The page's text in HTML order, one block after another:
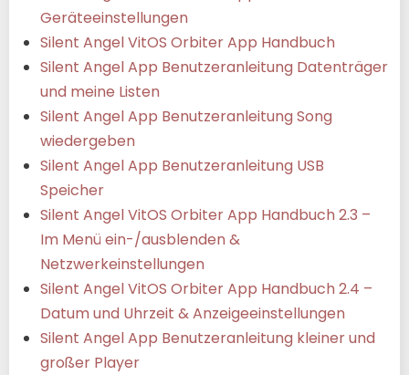
Geräteeinstellungen
Silent Angel VitOS Orbiter App Handbuch
Silent Angel App Benutzeranleitung Datenträger
und meine Listen
Silent Angel App Benutzeranleitung Song
wiedergeben
Silent Angel App Benutzeranleitung USB
Speicher
Silent Angel VitOS Orbiter App Handbuch 2.3 –
Im Menü ein-/ausblenden &
Netzwerkeinstellungen
Silent Angel VitOS Orbiter App Handbuch 2.4 –
Datum und Uhrzeit & Anzeigeeinstellungen
Silent Angel App Benutzeranleitung kleiner und
großer Player